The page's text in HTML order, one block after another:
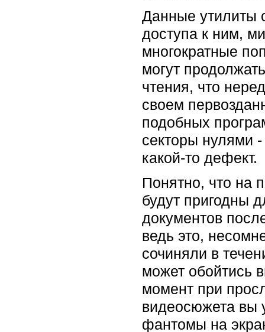
Данные утилиты
доступа к ним,
многократные
могут
чтения, что
своем
подобных
секторы нулями
какой-то дефект.
Понятно, что на
будут пригодны
документов
ведь это,
сочиняли в
может обойтись
момент при
видеосюжета вы
фантомы на